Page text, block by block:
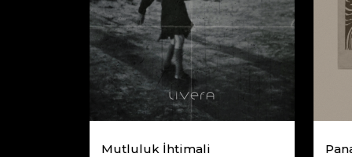
Mutluluk İhtimali
Sepete Ekle